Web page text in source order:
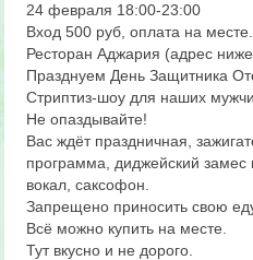
24 февраля 18:00-23:00
Вход 500 руб, оплата на месте.
Ресторан Аджария (адрес
Празднуем День Защитника
Стриптиз-шоу для наших
Не опаздывайте!
Вас ждёт праздничная,
программа, диджейский замес
вокал, саксофон.
Запрещено приносить свою
Всё можно купить на месте.
Тут вкусно и не дорого.